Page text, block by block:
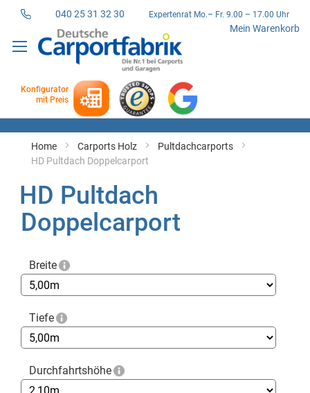
040 25 31 32 30 Expertenrat Mo.– Fr. 9.00 – 17.00 Uhr
Mein Warenkorb
zum
Konfigurator
mit Preis
Home Carports Holz
Pultdachcarports
HD Pultdach Doppelcarport
HD Pultdach
Doppelcarport
Breite
Tiefe
Durchfahrtshöhe